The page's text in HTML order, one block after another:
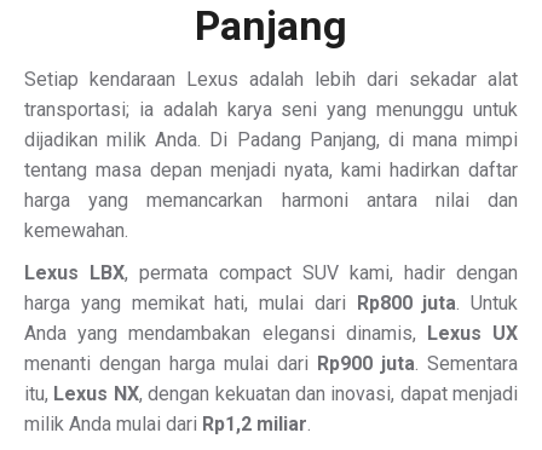
Panjang
Setiap kendaraan Lexus adalah lebih dari sekadar alat
transportasi; ia adalah karya seni yang menunggu untuk
dijadikan milik Anda. Di Padang Panjang, di mana mimpi
tentang masa depan menjadi nyata, kami hadirkan daftar
harga yang memancarkan harmoni antara nilai dan
kemewahan.
Lexus LBX, permata compact SUV kami, hadir dengan
harga yang memikat hati, mulai dari Rp800 juta. Untuk
Anda yang mendambakan elegansi dinamis, Lexus UX
menanti dengan harga mulai dari Rp900 juta. Sementara
itu, Lexus NX, dengan kekuatan dan inovasi, dapat menjadi
milik Anda mulai dari Rp1,2 miliar.